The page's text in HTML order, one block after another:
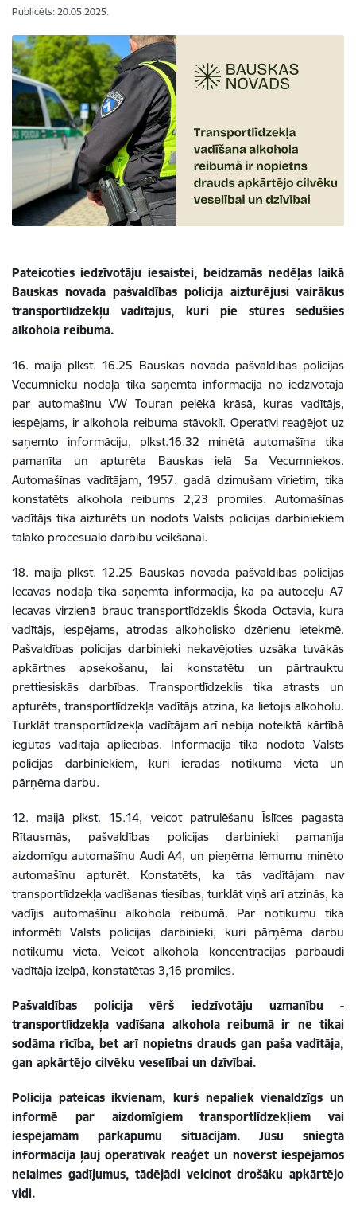
Publicēts: 20.05.2025.
Pateicoties iedzīvotāju iesaistei, beidzamās nedēļas laikā
Bauskas novada pašvaldības policija aizturējusi vairākus
transportlīdzekļu vadītājus, kuri pie stūres sēdušies
alkohola reibumā.
16. maijā plkst. 16.25 Bauskas novada pašvaldības policijas
Vecumnieku nodaļā tika saņemta informācija no iedzīvotāja
par automašīnu VW Touran pelēkā krāsā, kuras vadītājs,
iespējams, ir alkohola reibuma stāvoklī. Operatīvi reaģējot uz
saņemto informāciju, plkst.16.32 minētā automašīna tika
pamanīta un apturēta Bauskas ielā 5a Vecumniekos.
Automašīnas vadītājam, 1957. gadā dzimušam vīrietim, tika
konstatēts alkohola reibums 2,23 promiles. Automašīnas
vadītājs tika aizturēts un nodots Valsts policijas darbiniekiem
tālāko procesuālo darbību veikšanai.
18. maijā plkst. 12.25 Bauskas novada pašvaldības policijas
Iecavas nodaļā tika saņemta informācija, ka pa autoceļu A7
Iecavas virzienā brauc transportlīdzeklis Škoda Octavia, kura
vadītājs, iespējams, atrodas alkoholisko dzērienu ietekmē.
Pašvaldības policijas darbinieki nekavējoties uzsāka tuvākās
apkārtnes apsekošanu, lai konstatētu un pārtrauktu
prettiesiskās darbības. Transportlīdzeklis tika atrasts un
apturēts, transportlīdzekļa vadītājs atzina, ka lietojis alkoholu.
Turklāt transportlīdzekļa vadītājam arī nebija noteiktā kārtībā
iegūtas vadītāja apliecības. Informācija tika nodota Valsts
policijas darbiniekiem, kuri ieradās notikuma vietā un
pārņēma darbu.
12. maijā plkst. 15.14, veicot patrulēšanu Īslīces pagasta
Rītausmās, pašvaldības policijas darbinieki pamanīja
aizdomīgu automašīnu Audi A4, un pieņēma lēmumu minēto
automašīnu apturēt. Konstatēts, ka tās vadītājam nav
transportlīdzekļa vadīšanas tiesības, turklāt viņš arī atzinās, ka
vadījis automašīnu alkohola reibumā. Par notikumu tika
informēti Valsts policijas darbinieki, kuri pārņēma darbu
notikumu vietā. Veicot alkohola koncentrācijas pārbaudi
vadītāja izelpā, konstatētas 3,16 promiles.
Pašvaldības policija vērš iedzīvotāju uzmanību -
transportlīdzekļa vadīšana alkohola reibumā ir ne tikai
sodāma rīcība, bet arī nopietns drauds gan paša vadītāja,
gan apkārtējo cilvēku veselībai un dzīvībai.
Policija pateicas ikvienam, kurš nepaliek vienaldzīgs un
informē par aizdomīgiem transportlīdzekļiem vai
iespējamām pārkāpumu situācijām. Jūsu sniegtā
informācija ļauj operatīvāk reaģēt un novērst iespējamos
nelaimes gadījumus, tādējādi veicinot drošāku apkārtējo
vidi.